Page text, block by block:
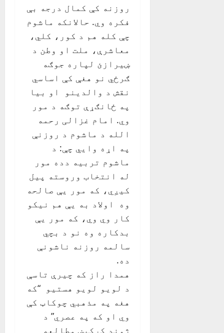
روزنه کې کمال درجه بې
فکره وي. حالانکه ماشوم
چې کله هم د کور، کلي،
معاشرې، ملت او وطن د
ښيرازئ لپاره جوګه
ګرځي نو هغې کې اساسي
نقش د والدينو او بيا
په ځانګړې توګه د مور
وي. امام غزالی رحمه
الله د ماشوم د روزنې
په اړه وايي چې: د
ماشوم تربيه دده مور
له انتخاب وروسته پیل
کيږي، که مور يې صالحه
وه اولاد به يې هم نيکو
کار وي وي، که مور يې
بدکاره وه نو د بچي
سالمه روزنه ناشونې
ده.
همدا راز که چيرې تاسې
د لويو لويو هستيو “که
هغه په مذهبي چوکاټ کې
وي او که په عصري” د
ژوند کړکېښ مطالعه